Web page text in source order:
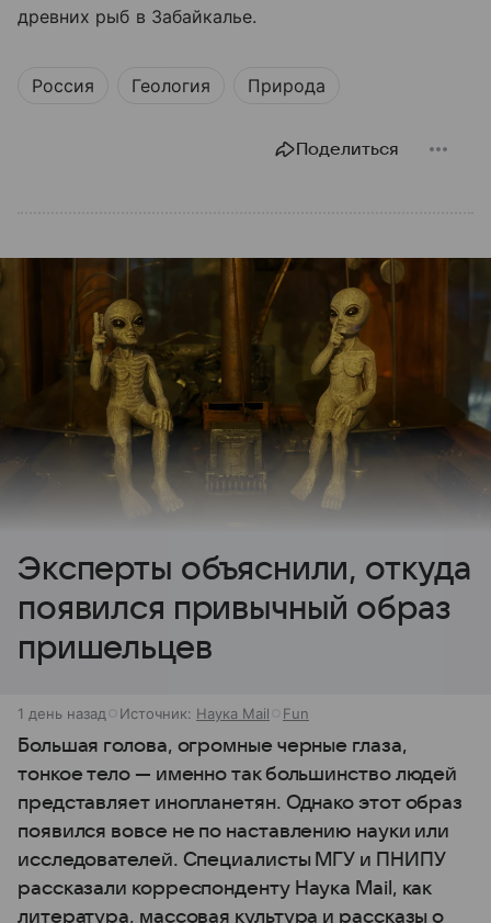
древних рыб в Забайкалье.
Россия Геология Природа
Поделиться
Эксперты объяснили, откуда
появился привычный образ
пришельцев
1 день назад Источник: Наука Mail Fun
Большая голова, огромные черные глаза,
тонкое тело — именно так большинство людей
представляет инопланетян. Однако этот образ
появился вовсе не по наставлению науки или
исследователей. Специалисты МГУ и ПНИПУ
рассказали корреспонденту Наука Mail, как
литература, массовая культура и рассказы о